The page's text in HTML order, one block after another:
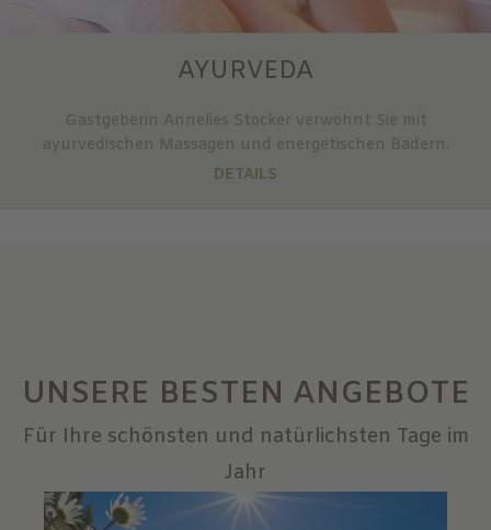
AYURVEDA
Gastgeberin Annelies Stocker verwöhnt Sie mit
ayurvedischen Massagen und energetischen Bädern.
DETAILS
UNSERE BESTEN ANGEBOTE
Für Ihre schönsten und natürlichsten Tage im
Jahr